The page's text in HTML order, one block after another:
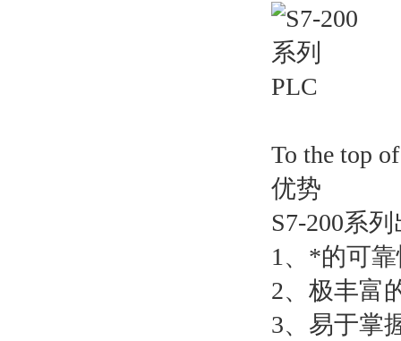
To the top
优势
S7-200系
1、*的可
2、极丰富
3、易于掌